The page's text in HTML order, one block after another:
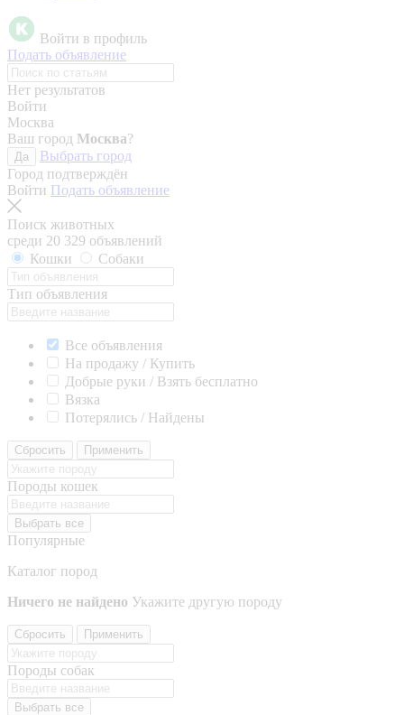
Войти в профиль
Подать объявление
Нет результатов
Войти
Москва
Ваш город Москва?
Да
Выбрать город
Город подтверждён
Войти Подать объявление
Поиск животных
среди 20 329 объявлений
Кошки
Собаки
Тип объявления
Все объявления
На продажу / Купить
Добрые руки / Взять бесплатно
Вязка
Потерялись / Найдены
Сбросить Применить
Породы кошек
Выбрать все
Популярные
Каталог пород
Ничего не найдено Укажите другую породу
Сбросить Применить
Породы собак
Выбрать все